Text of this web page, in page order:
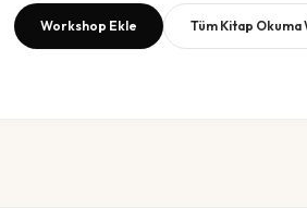
Workshop Ekle Tüm Kitap Okuma